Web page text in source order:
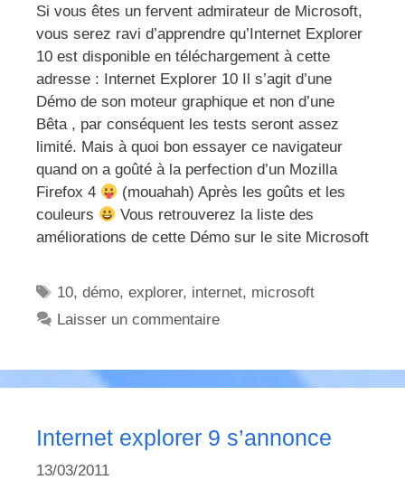
Si vous êtes un fervent admirateur de Microsoft,
vous serez ravi d’apprendre qu’Internet Explorer
10 est disponible en téléchargement à cette
adresse : Internet Explorer 10 Il s’agit d’une
Démo de son moteur graphique et non d’une
Bêta , par conséquent les tests seront assez
limité. Mais à quoi bon essayer ce navigateur
quand on a goûté à la perfection d’un Mozilla
Firefox 4
(mouahah) Après les goûts et les
couleurs
Vous retrouverez la liste des
améliorations de cette Démo sur le site Microsoft
Étiquettes
10,démo,explorer, internet, microsoft
Laisser un commentaire
Internet explorer 9 s’annonce
13/03/2011